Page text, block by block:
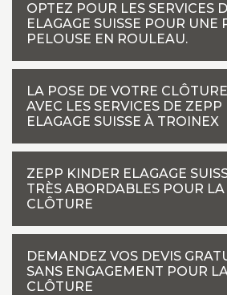
OPTEZ POUR LES SERVICES
ELAGAGE SUISSE POUR UNE
PELOUSE EN ROULEAU.
LA POSE DE VOTRE
AVEC LES SERVICES DE
ELAGAGE SUISSE À TROINEX
ZEPP KINDER ELAGAGE
TRÈS ABORDABLES POUR LA
CLÔTURE
DEMANDEZ VOS DEVIS
SANS ENGAGEMENT POUR
CLÔTURE